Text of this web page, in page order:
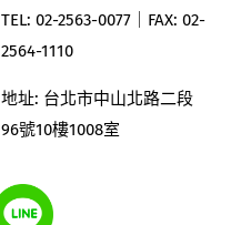
TEL: 02-2563-0077｜ FAX: 02-
2564-1110
地址: 台北市中山北路二段
96號10樓1008室